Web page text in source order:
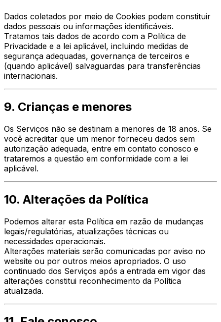
Dados coletados por meio de Cookies podem constituir
dados pessoais ou informações identificáveis.
Tratamos tais dados de acordo com a Política de
Privacidade e a lei aplicável, incluindo medidas de
segurança adequadas, governança de terceiros e
(quando aplicável) salvaguardas para transferências
internacionais.
9. Crianças e menores
Os Serviços não se destinam a menores de 18 anos. Se
você acreditar que um menor forneceu dados sem
autorização adequada, entre em contato conosco e
trataremos a questão em conformidade com a lei
aplicável.
10. Alterações da Política
Podemos alterar esta Política em razão de mudanças
legais/regulatórias, atualizações técnicas ou
necessidades operacionais.
Alterações materiais serão comunicadas por aviso no
website ou por outros meios apropriados. O uso
continuado dos Serviços após a entrada em vigor das
alterações constitui reconhecimento da Política
atualizada.